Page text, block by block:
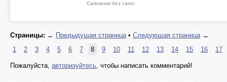
Сапожник без сапог
Страницы: ← Предыдущая страница• Следующая страница→
1
2 3 4 5 6 7 8 9 10 11 12 13 14 15 16 17
Пожалуйста, авторизуйтесь, чтобы написать комментарий!